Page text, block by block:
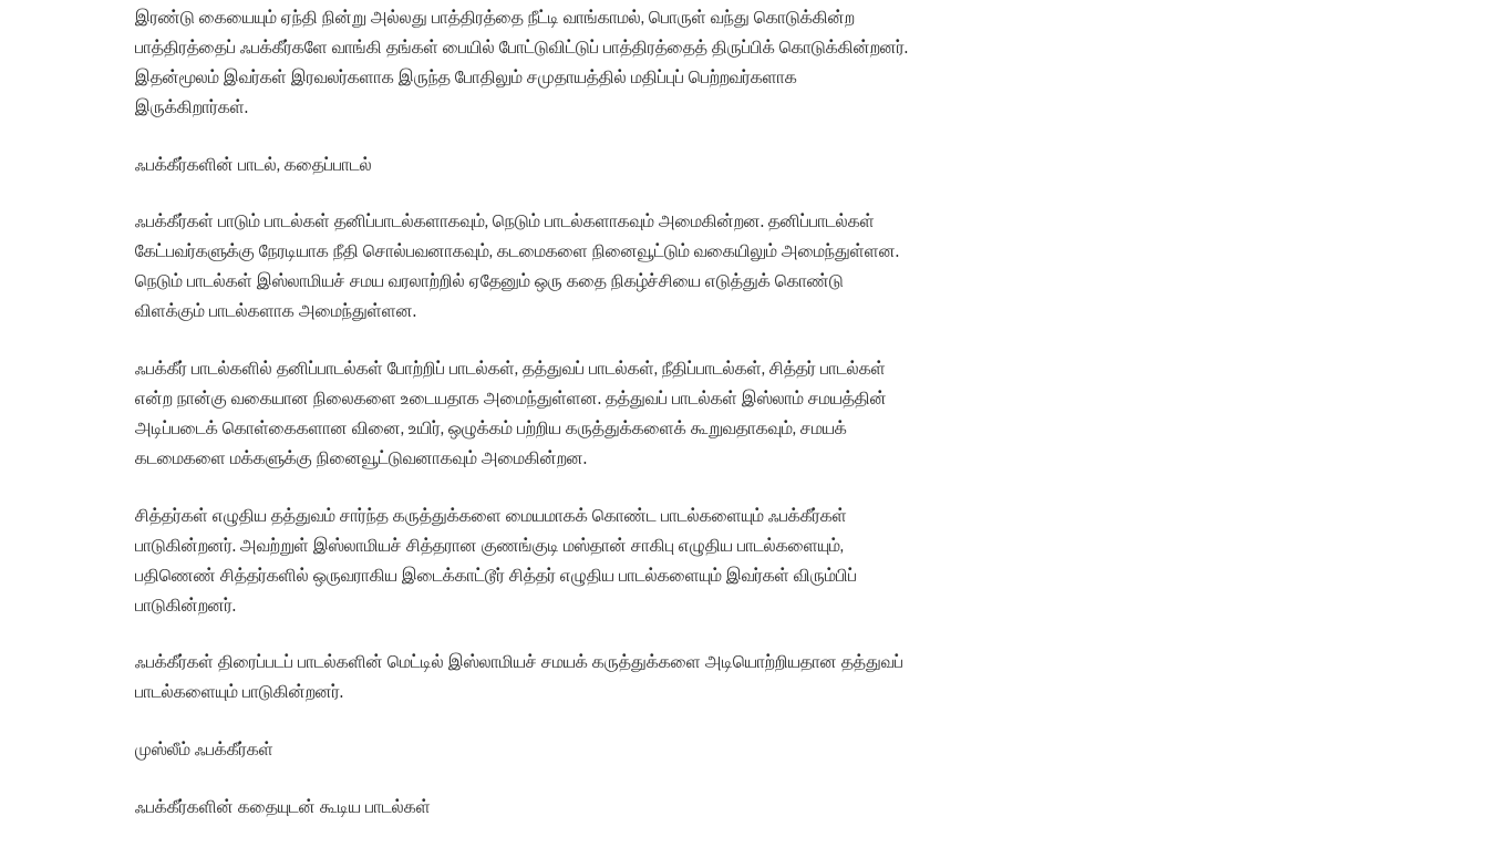
இரண்டு கையையும் ஏந்தி நின்று அல்லது பாத்திரத்தை நீட்டி வாங்காமல், பொருள் வந்து கொடுக்கின்ற
பாத்திரத்தைப் ஃபக்கீர்களே வாங்கி தங்கள் பையில் போட்டுவிட்டுப் பாத்திரத்தைத் திருப்பிக் கொடுக்கின்றனர்.
இதன்மூலம் இவர்கள் இரவலர்களாக இருந்த போதிலும் சமுதாயத்தில் மதிப்புப் பெற்றவர்களாக
இருக்கிறார்கள்.
ஃபக்கீர்களின் பாடல், கதைப்பாடல்
ஃபக்கீர்கள் பாடும் பாடல்கள் தனிப்பாடல்களாகவும், நெடும் பாடல்களாகவும் அமைகின்றன. தனிப்பாடல்கள்
கேட்பவர்களுக்கு நேரடியாக நீதி சொல்பவனாகவும், கடமைகளை நினைவூட்டும் வகையிலும் அமைந்துள்ளன.
நெடும் பாடல்கள் இஸ்லாமியச் சமய வரலாற்றில் ஏதேனும் ஒரு கதை நிகழ்ச்சியை எடுத்துக் கொண்டு
விளக்கும் பாடல்களாக அமைந்துள்ளன.
ஃபக்கீர் பாடல்களில் தனிப்பாடல்கள் போற்றிப் பாடல்கள், தத்துவப் பாடல்கள், நீதிப்பாடல்கள், சித்தர் பாடல்கள்
என்ற நான்கு வகையான நிலைகளை உடையதாக அமைந்துள்ளன. தத்துவப் பாடல்கள் இஸ்லாம் சமயத்தின்
அடிப்படைக் கொள்கைகளான வினை, உயிர், ஒழுக்கம் பற்றிய கருத்துக்களைக் கூறுவதாகவும், சமயக்
கடமைகளை மக்களுக்கு நினைவூட்டுவனாகவும் அமைகின்றன.
சித்தர்கள் எழுதிய தத்துவம் சார்ந்த கருத்துக்களை மையமாகக் கொண்ட பாடல்களையும் ஃபக்கீர்கள்
பாடுகின்றனர். அவற்றுள் இஸ்லாமியச் சித்தரான குணங்குடி மஸ்தான் சாகிபு எழுதிய பாடல்களையும்,
பதிணெண் சித்தர்களில் ஒருவராகிய இடைக்காட்டூர் சித்தர் எழுதிய பாடல்களையும் இவர்கள் விரும்பிப்
பாடுகின்றனர்.
ஃபக்கீர்கள் திரைப்படப் பாடல்களின் மெட்டில் இஸ்லாமியச் சமயக் கருத்துக்களை அடியொற்றியதான தத்துவப்
பாடல்களையும் பாடுகின்றனர்.
முஸ்லீம் ஃபக்கீர்கள்
ஃபக்கீர்களின் கதையுடன் கூடிய பாடல்கள்